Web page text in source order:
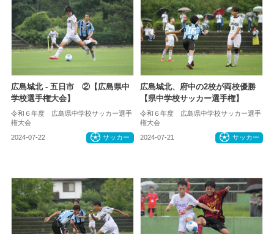
広島城北 - 五日市 ②【広島県中
学校選手権大会】
令和６年度 広島県中学校サッカー選手
権大会
2024-07-22 サッカー
広島城北、府中の2校が両校優勝
【県中学校サッカー選手権】
令和６年度 広島県中学校サッカー選手
権大会
2024-07-21 サッカー